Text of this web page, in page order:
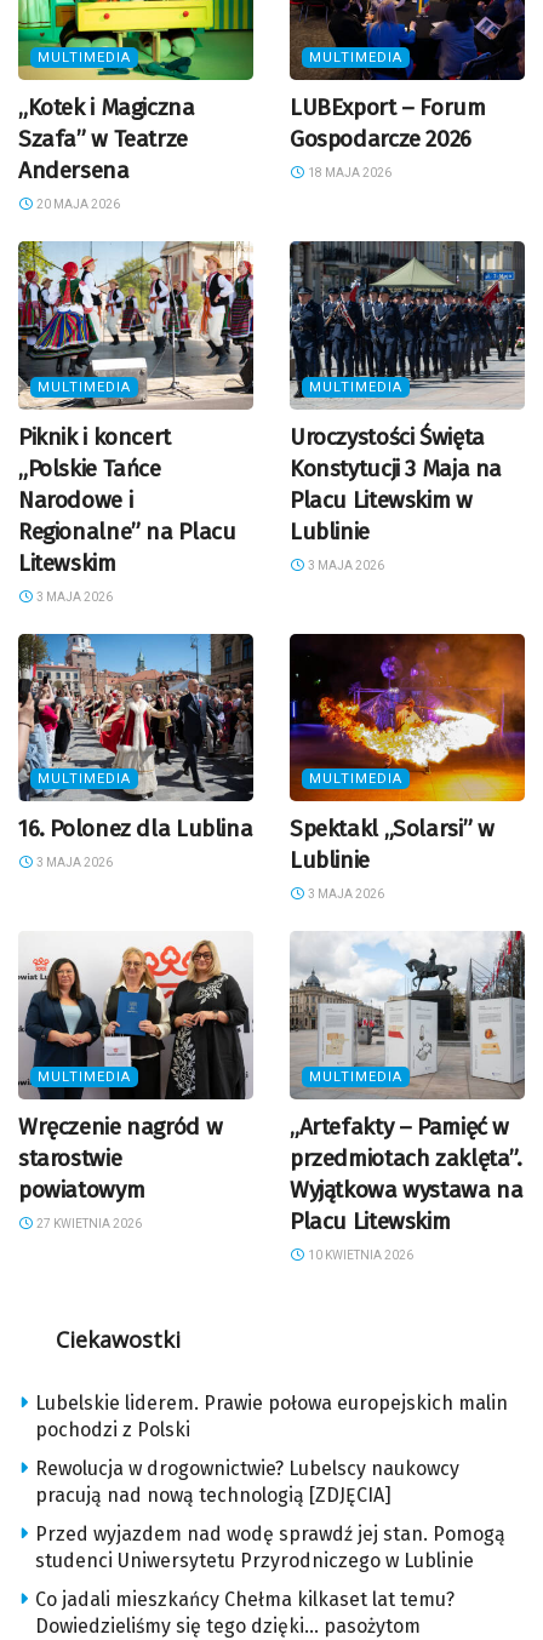
MULTIMEDIA
„Kotek i Magiczna
Szafa” w Teatrze
Andersena
20 MAJA 2026
MULTIMEDIA
LUBExport – Forum
Gospodarcze 2026
18 MAJA 2026
MULTIMEDIA
Piknik i koncert
„Polskie Tańce
Narodowe i
Regionalne” na Placu
Litewskim
3 MAJA 2026
MULTIMEDIA
Uroczystości Święta
Konstytucji 3 Maja na
Placu Litewskim w
Lublinie
3 MAJA 2026
MULTIMEDIA
16. Polonez dla Lublina
3 MAJA 2026
MULTIMEDIA
Spektakl „Solarsi” w
Lublinie
3 MAJA 2026
MULTIMEDIA
Wręczenie nagród w
starostwie
powiatowym
27 KWIETNIA 2026
MULTIMEDIA
„Artefakty – Pamięć w
przedmiotach zaklęta”.
Wyjątkowa wystawa na
Placu Litewskim
10 KWIETNIA 2026
Ciekawostki
Lubelskie liderem. Prawie połowa europejskich malin
pochodzi z Polski
Rewolucja w drogownictwie? Lubelscy naukowcy
pracują nad nową technologią [ZDJĘCIA]
Przed wyjazdem nad wodę sprawdź jej stan. Pomogą
studenci Uniwersytetu Przyrodniczego w Lublinie
Co jadali mieszkańcy Chełma kilkaset lat temu?
Dowiedzieliśmy się tego dzięki… pasożytom